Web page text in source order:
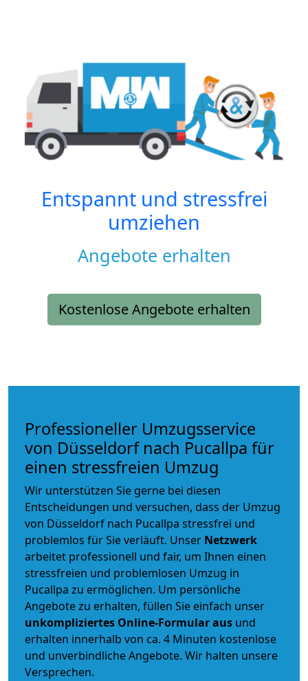
Entspannt und stressfrei
umziehen
Angebote erhalten
Kostenlose Angebote erhalten
Professioneller Umzugsservice
von Düsseldorf nach Pucallpa für
einen stressfreien Umzug
Wir unterstützen Sie gerne bei diesen
Entscheidungen und versuchen, dass der Umzug
von Düsseldorf nach Pucallpa stressfrei und
problemlos für Sie verläuft. Unser Netzwerk
arbeitet professionell und fair, um Ihnen einen
stressfreien und problemlosen Umzug in
Pucallpa zu ermöglichen. Um persönliche
Angebote zu erhalten, füllen Sie einfach unser
unkompliziertes Online-Formular aus und
erhalten innerhalb von ca. 4 Minuten kostenlose
und unverbindliche Angebote. Wir halten unsere
Versprechen.